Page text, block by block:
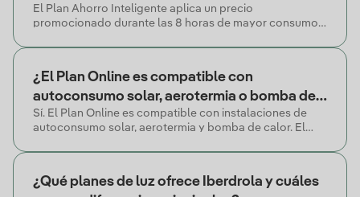
El Plan Ahorro Inteligente aplica un precio
promocionado durante las 8 horas de mayor consumo
¿El Plan Online es compatible con
autoconsumo solar, aerotermia o bomba de
calor?
Sí. El Plan Online es compatible con instalaciones de
autoconsumo solar, aerotermia y bomba de calor. El
¿Qué planes de luz ofrece Iberdrola y cuáles